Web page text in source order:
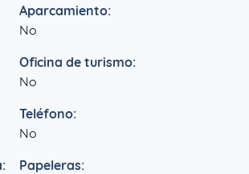
Aparcamiento:
No
Oficina de turismo:
No
Teléfono:
No
Papeleras: